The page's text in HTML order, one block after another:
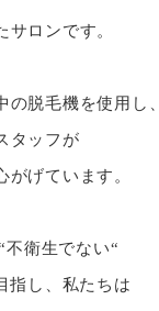
サロンです。
の脱毛機を使用し、
タッフが
げています。
不衛生でない“
指し、私たちは